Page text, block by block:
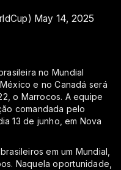
May 14, 2025
no Mundial
e no Canadá será
o Marrocos. A equipe
comandada pelo
13 de junho, em Nova
em um Mundial,
Naquela oportunidade,